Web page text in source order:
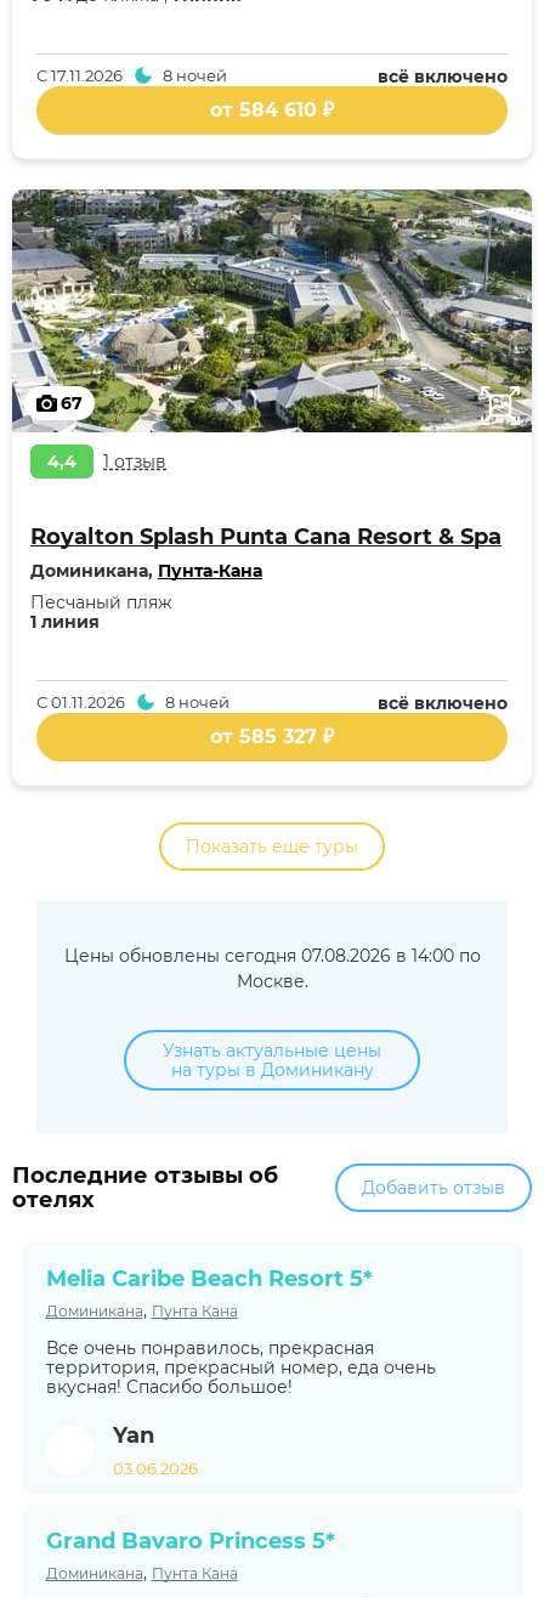
всё включено
С17.11.2026 8 ночей
от 584 610 ₽
67
4,4 1 отзыв
Royalton Splash Punta Cana Resort & Spa
Доминикана, Пунта-Кана
1 линия
Песчаный пляж
всё включено
С01.11.2026 8 ночей
от 585 327 ₽
Показать еще туры
Цены обновлены сегодня 07.08.2026 в 14:00 по
Москве.
Узнать актуальные цены
на туры в Доминикану
Последние отзывы об
отелях
Добавить отзыв
Melia Caribe Beach Resort 5*
Доминикана, Пунта Кана
Все очень понравилось, прекрасная
территория, прекрасный номер, еда очень
вкусная! Спасибо большое!
Yan
03.06.2026
Grand Bavaro Princess 5*
Доминикана, Пунта Кана